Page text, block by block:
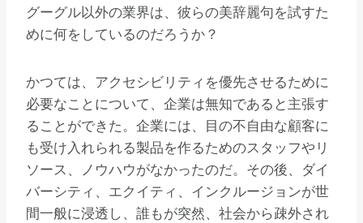
グーグル以外の業界は、彼らの美辞麗句を試すた
めに何をしているのだろうか？
かつては、アクセシビリティを優先させるために
必要なことについて、企業は無知であると主張す
ることができた。企業には、目の不自由な顧客に
も受け入れられる製品を作るためのスタッフやリ
ソース、ノウハウがなかったのだ。その後、ダイ
バーシティ、エクイティ、インクルージョンが世
間一般に浸透し、誰もが突然、社会から疎外され